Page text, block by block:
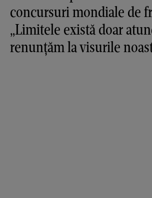
concursuri mondiale de
„Limitele există doar
renunțăm la visurile